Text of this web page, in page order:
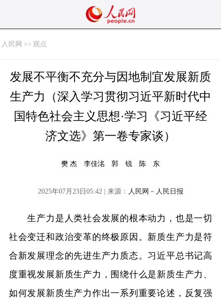
人民网 >> 观点
发展不平衡不充分与因地制宜发展新质
生产力（深入学习贯彻习近平新时代中
国特色社会主义思想·学习《习近平经
济文选》第一卷专家谈）
樊 杰 李佳洺 郭 锐 陈 东
2025年07月23日05:42 | 来源： 人民网－人民日报
生产力是人类社会发展的根本动力，也是一切
社会变迁和政治变革的终极原因。新质生产力是符
合新发展理念的先进生产力质态。习近平总书记高
度重视发展新质生产力，围绕什么是新质生产力、
如何发展新质生产力作出一系列重要论述，反复强